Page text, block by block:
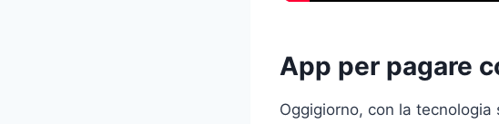
App per pagare
Oggigiorno, con la